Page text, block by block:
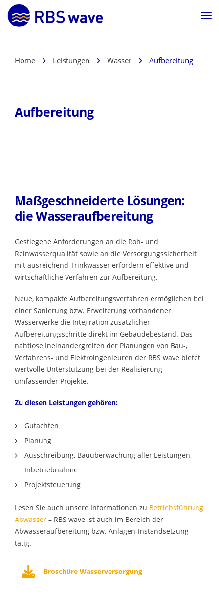
Home Leistungen Wasser Aufbereitung
Aufbereitung
Maßgeschneiderte Lösungen:
die Wasseraufbereitung
Gestiegene Anforderungen an die Roh- und
Reinwasserqualität sowie an die Versorgungssicherheit
mit ausreichend Trinkwasser erfordern effektive und
wirtschaftliche Verfahren zur Aufbereitung.
Neue, kompakte Aufbereitungsverfahren ermöglichen bei
einer Sanierung bzw. Erweiterung vorhandener
Wasserwerke die Integration zusätzlicher
Aufbereitungsschritte direkt im Gebäudebestand. Das
nahtlose Ineinandergreifen der Planungen von Bau-,
Verfahrens- und Elektroingenieuren der RBS wave bietet
wertvolle Unterstützung bei der Realisierung
umfassender Projekte.
Zu diesen Leistungen gehören:
Gutachten
Planung
Ausschreibung, Bauüberwachung aller Leistungen,
Inbetriebnahme
Projektsteuerung
Lesen Sie auch unsere Informationen zu Betriebsführung
Abwasser – RBS wave ist auch im Bereich der
Abwasseraufbereitung bzw. Anlagen-Instandsetzung
tätig.
Broschüre Wasserversorgung